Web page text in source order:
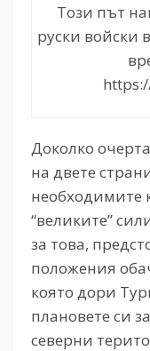
Този път
руски войски
Доколко
на двете
необходимите
“великите”
за това,
положения
която дори
плановете си
северни